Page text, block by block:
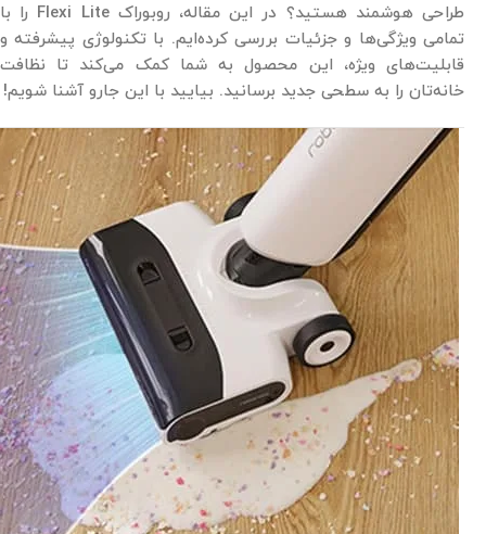
طراحی هوشمند هستید؟ در این مقاله، روبوراک Flexi Lite را با
تمامی ویژگی‌ها و جزئیات بررسی کرده‌ایم. با تکنولوژی پیشرفته و
قابلیت‌های ویژه، این محصول به شما کمک می‌کند تا نظافت
خانه‌تان را به سطحی جدید برسانید. بیایید با این جارو آشنا شویم!